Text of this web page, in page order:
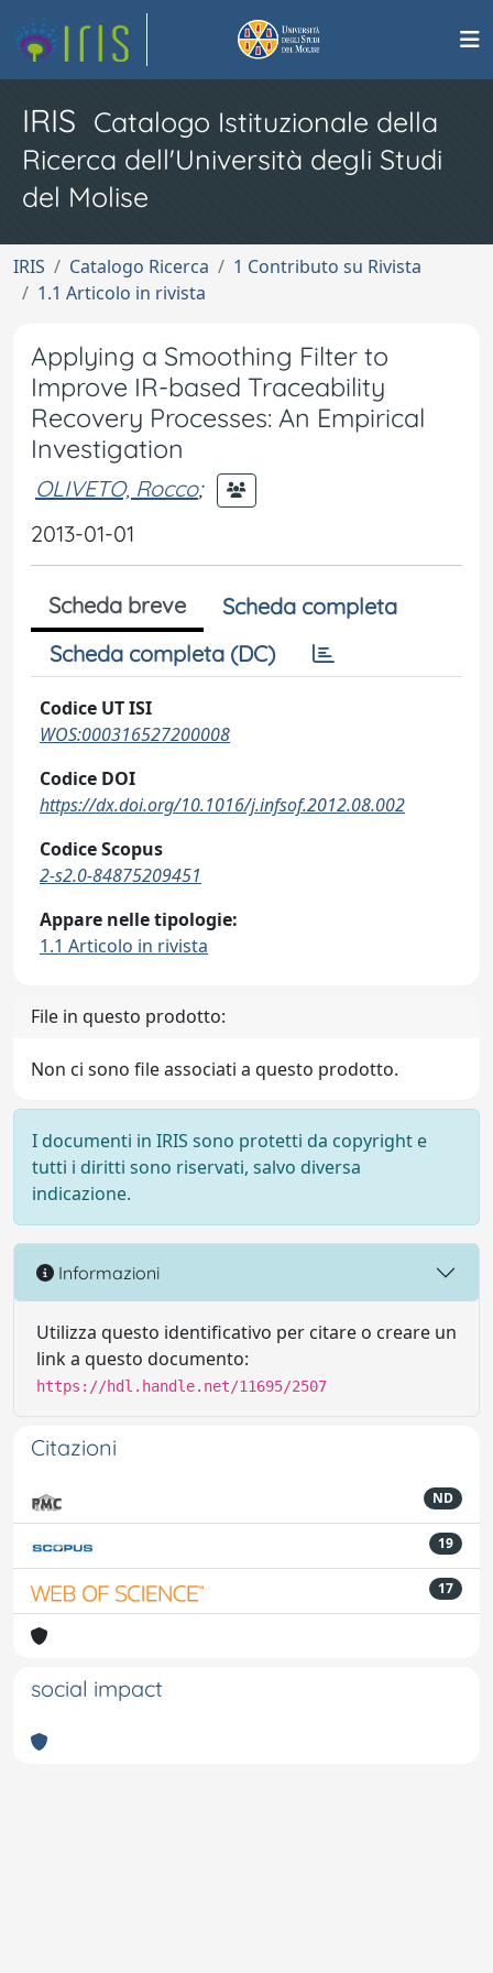
IRIS Catalogo Istituzionale della
Ricerca dell'Università degli Studi
del Molise
IRIS Catalogo Ricerca
1 Contributo su Rivista
1.1 Articolo in rivista
Applying a Smoothing Filter to
Improve IR-based Traceability
Recovery Processes: An Empirical
Investigation
OLIVETO, Rocco;
2013-01-01
Scheda breve
Scheda completa
Scheda completa (DC)
Codice UT ISI
WOS:000316527200008
Codice DOI
https://dx.doi.org/10.1016/j.infsof.2012.08.002
Codice Scopus
2-s2.0-84875209451
Appare nelle tipologie:
1.1 Articolo in rivista
File in questo prodotto:
Non ci sono file associati a questo prodotto.
I documenti in IRIS sono protetti da copyright e
tutti i diritti sono riservati, salvo diversa
indicazione.
Informazioni
Utilizza questo identificativo per citare o creare un
link a questo documento:
https://hdl.handle.net/11695/2507
Citazioni
ND
19
17
social impact